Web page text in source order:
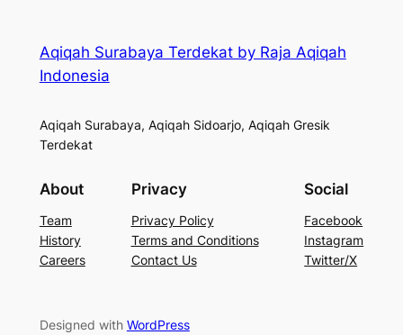
Aqiqah Surabaya Terdekat by Raja Aqiqah
Indonesia
Aqiqah Surabaya, Aqiqah Sidoarjo, Aqiqah Gresik
Terdekat
About
Team
History
Careers
Privacy
Privacy Policy
Terms and Conditions
Contact Us
Social
Facebook
Instagram
Twitter/X
Designed with WordPress